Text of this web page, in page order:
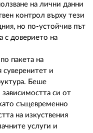
на лични данни
контрол върху тези
но по-устойчив път
с доверието на
пакета на
суверенитет и
Беше
си от
същевременно
на изкуствения
услуги и